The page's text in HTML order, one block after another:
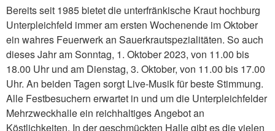
Bereits seit 1985 bietet die unterfränkische Kraut hochburg
Unterpleichfeld immer am ersten Wochenende im Oktober
ein wahres Feuerwerk an Sauerkrautspezialitäten. So auch
dieses Jahr am Sonntag, 1. Oktober 2023, von 11.00 bis
18.00 Uhr und am Dienstag, 3. Oktober, von 11.00 bis 17.00
Uhr. An beiden Tagen sorgt Live-Musik für beste Stimmung.
Alle Festbesuchern erwartet in und um die Unterpleichfelder
Mehrzweckhalle ein reichhaltiges Angebot an
Köstlichkeiten. In der geschmückten Halle gibt es die vielen